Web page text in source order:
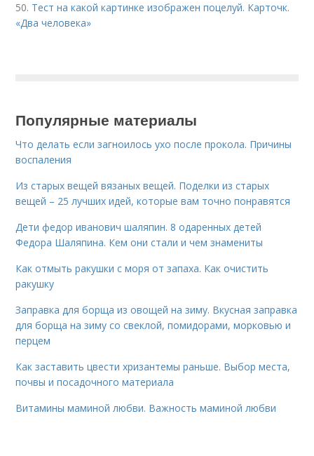
50. Тест на какой картинке изображен поцелуй. Карточк.
«Два человека»
Популярные материалы
Что делать если загноилось ухо после прокола. Причины
воспаления
Из старых вещей вязаных вещей. Поделки из старых
вещей – 25 лучших идей, которые вам точно понравятся
Дети федор иванович шаляпин. 8 одаренных детей
Федора Шаляпина. Кем они стали и чем знамениты
Как отмыть ракушки с моря от запаха. Как очистить
ракушку
Заправка для борща из овощей на зиму. Вкусная заправка
для борща на зиму со свеклой, помидорами, морковью и
перцем
Как заставить цвести хризантемы раньше. Выбор места,
почвы и посадочного материала
Витамины маминой любви. Важность маминой любви